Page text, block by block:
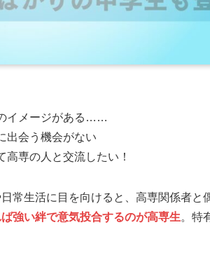
イメージがある……
出会う機会がない
高専の人と交流したい！
常生活に目を向けると、高専関係者と
強い絆で意気投合するのが高専生。特